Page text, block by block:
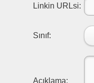
Linkin URLsi:
Sınıf:
Açıklama: